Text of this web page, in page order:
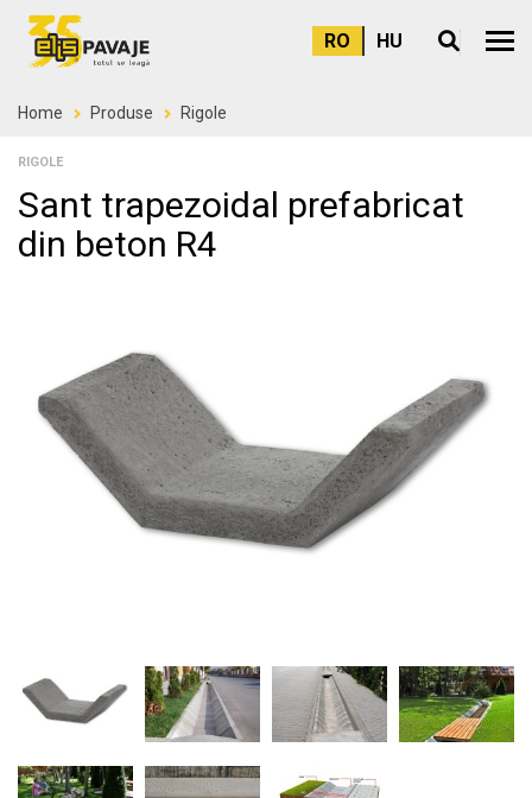
RO HU Meniu
Home Produse Rigole
RIGOLE
Sant trapezoidal prefabricat
din beton R4